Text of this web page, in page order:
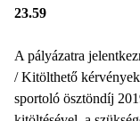
23.59
A pályázatra
/ Kitölthető
sportoló ösztöndíj